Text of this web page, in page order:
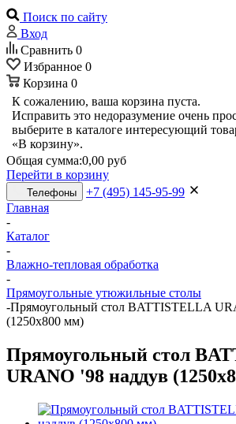
Поиск по сайту
Вход
Сравнить 0
Избранное 0
Корзина 0
К сожалению, ваша корзина пуста.
Исправить это недоразумение очень
выберите в каталоге интересующий
«В корзину».
Общая сумма:0,00 руб
Перейти в корзину
Телефоны
+7 (495) 145-95-99
Главная
-
Каталог
-
Влажно-тепловая обработка
-
Прямоугольные утюжильные столы
-Прямоугольный стол BATTISTELLA
(1250x800 мм)
Прямоугольный стол
URANO '98 наддув